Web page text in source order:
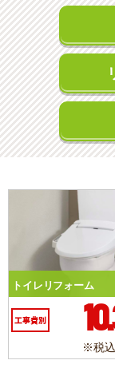
トイレリフォーム
工事費別
※税